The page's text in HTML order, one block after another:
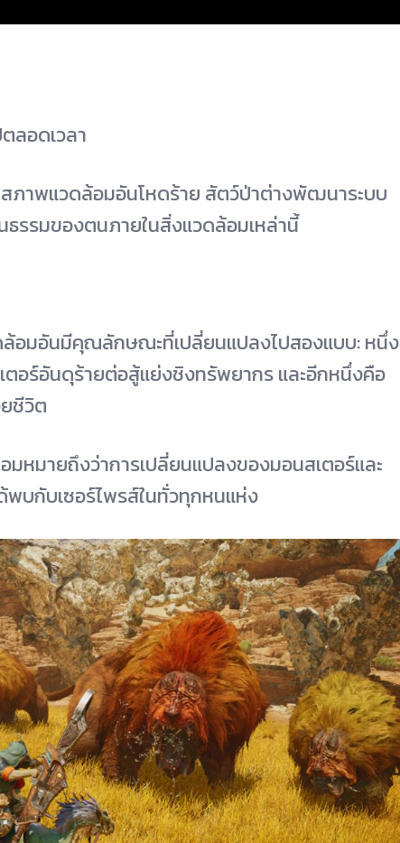
ลอดเวลา
สภาพแวดล้อมอันโหดร้าย สัตว์ป่าต่างพัฒนาระบบ
รรมของตนภายในสิ่งแวดล้อมเหล่านี้
ล้อมอันมีคุณลักษณะที่เปลี่ยนแปลงไปสองแบบ: หนึ่ง
ตอร์อันดุร้ายต่อสู้แย่งชิงทรัพยากร และอีกหนึ่งคือ
ชีวิต
หมายถึงว่าการเปลี่ยนแปลงของมอนสเตอร์และ
บกับเซอร์ไพรส์ในทั่วทุกหนแห่ง